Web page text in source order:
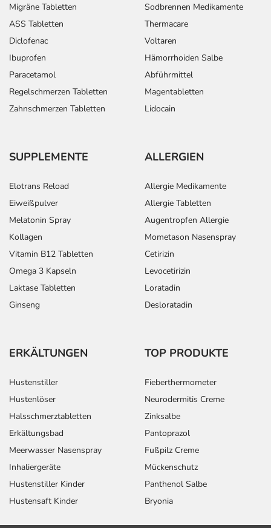
Migräne Tabletten
ASS Tabletten
Diclofenac
Ibuprofen
Paracetamol
Regelschmerzen Tabletten
Zahnschmerzen Tabletten
Sodbrennen Medikamente
Thermacare
Voltaren
Hämorrhoiden Salbe
Abführmittel
Magentabletten
Lidocain
SUPPLEMENTE
Elotrans Reload
Eiweißpulver
Melatonin Spray
Kollagen
Vitamin B12 Tabletten
Omega 3 Kapseln
Laktase Tabletten
Ginseng
ALLERGIEN
Allergie Medikamente
Allergie Tabletten
Augentropfen Allergie
Mometason Nasenspray
Cetirizin
Levocetirizin
Loratadin
Desloratadin
ERKÄLTUNGEN
Hustenstiller
Hustenlöser
Halsschmerztabletten
Erkältungsbad
Meerwasser Nasenspray
Inhaliergeräte
Hustenstiller Kinder
Hustensaft Kinder
TOP PRODUKTE
Fieberthermometer
Neurodermitis Creme
Zinksalbe
Pantoprazol
Fußpilz Creme
Mückenschutz
Panthenol Salbe
Bryonia